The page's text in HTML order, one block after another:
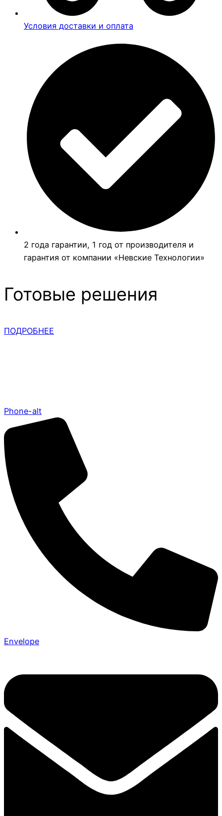
Условия доставки и оплата
2 года гарантии, 1 год от производителя и
гарантия от компании «Невские Технологии»
Готовые решения
ПОДРОБНЕЕ
Phone-alt
Envelope